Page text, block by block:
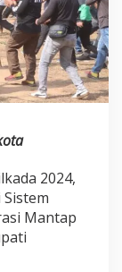
2024,
Mantap